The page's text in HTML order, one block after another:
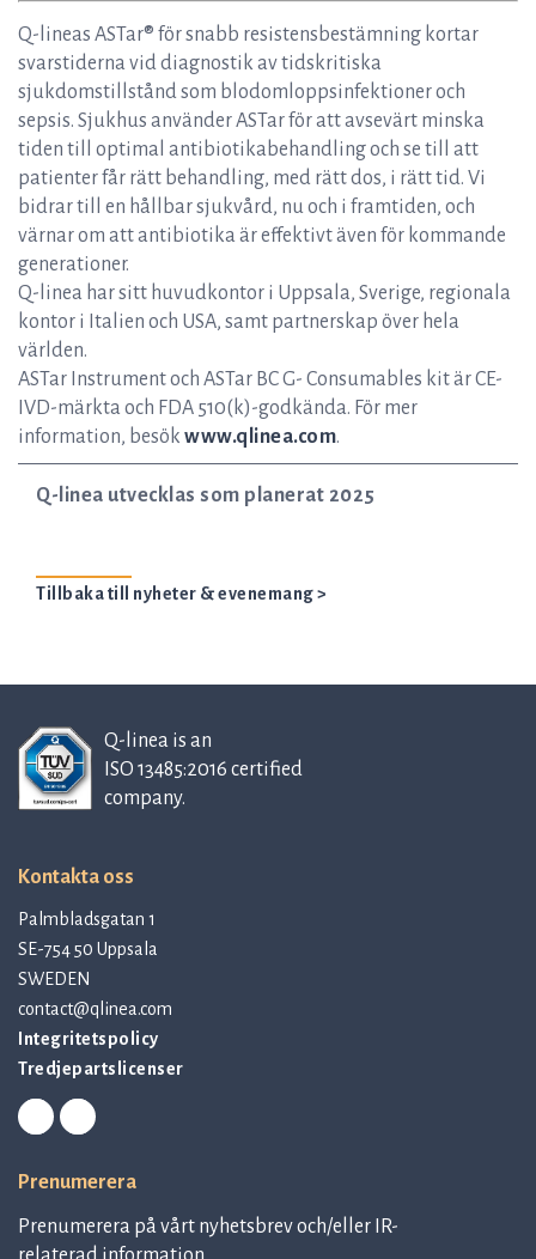
Q-lineas ASTar® för snabb resistensbestämning kortar
svarstiderna vid diagnostik av tidskritiska
sjukdomstillstånd som blodomloppsinfektioner och
sepsis. Sjukhus använder ASTar för att avsevärt minska
tiden till optimal antibiotikabehandling och se till att
patienter får rätt behandling, med rätt dos, i rätt tid. Vi
bidrar till en hållbar sjukvård, nu och i framtiden, och
värnar om att antibiotika är effektivt även för kommande
generationer.
Q-linea har sitt huvudkontor i Uppsala, Sverige, regionala
kontor i Italien och USA, samt partnerskap över hela
världen.
ASTar Instrument och ASTar BC G- Consumables kit är CE-
IVD-märkta och FDA 510(k)-godkända. För mer
information, besök www.qlinea.com.
Q-linea utvecklas som planerat 2025
Tillbaka till nyheter & evenemang >
Q-linea is an
ISO 13485:2016 certified
company.
Kontakta oss
Palmbladsgatan 1
SE-754 50 Uppsala
SWEDEN
contact@qlinea.com
Integritetspolicy
Tredjepartslicenser
Prenumerera
Prenumerera på vårt nyhetsbrev och/eller IR-